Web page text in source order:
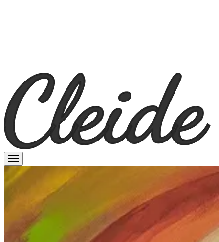
Cleide Prado
Valikko